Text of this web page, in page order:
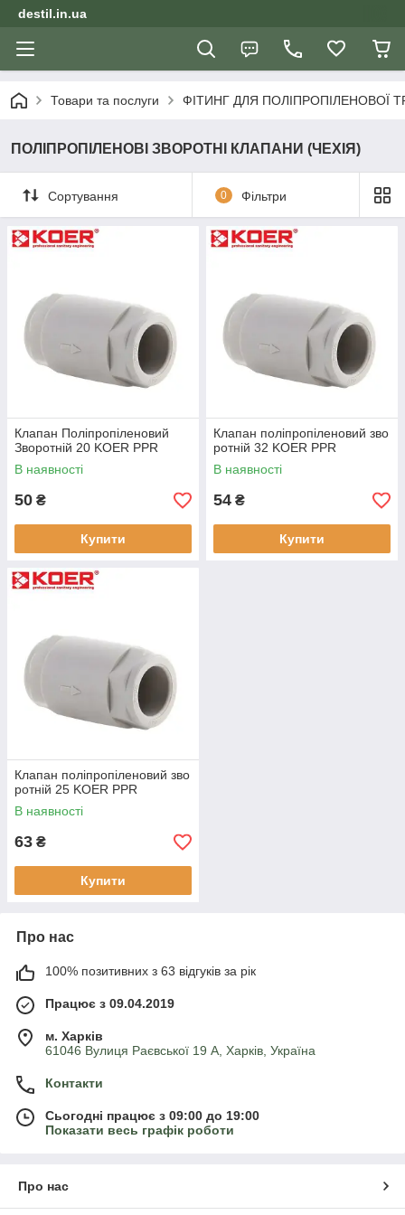
destil.in.ua
Товари та послуги ФІТИНГ ДЛЯ ПОЛІПРОПІЛЕНОВОЇ
ПОЛІПРОПІЛЕНОВІ ЗВОРОТНІ КЛАПАНИ (ЧЕХІЯ)
Сортування 0 Фільтри
Клапан Поліпропіленовий
Зворотній 20 KOER PPR
В наявності
50 ₴
Купити
Клапан поліпропіленовий зво
ротній 32 KOER PPR
В наявності
54 ₴
Купити
Клапан поліпропіленовий зво
ротній 25 KOER PPR
В наявності
63 ₴
Купити
Про нас
100% позитивних з 63 відгуків за рік
Працює з 09.04.2019
м. Харків
61046 Вулиця Раєвської 19 А, Харків, Україна
Контакти
Сьогодні працює з 09:00 до 19:00
Показати весь графік роботи
Про нас